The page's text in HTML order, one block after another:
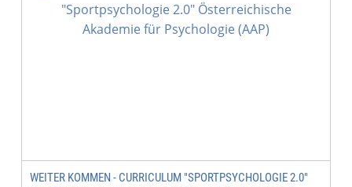
WEITER KOMMEN - CURRICULUM "SPORTPSYCHOLOGIE 2.0"